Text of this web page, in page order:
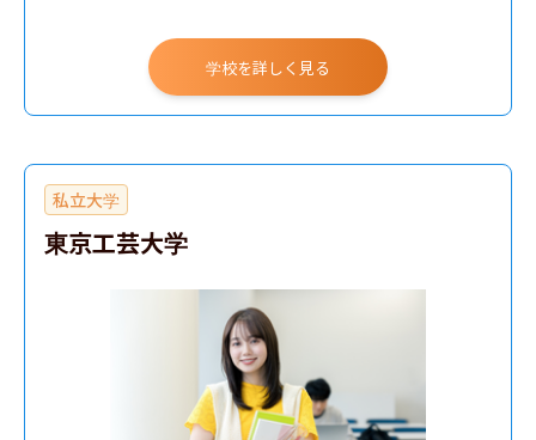
学校を詳しく見る
私立大学
東京工芸大学